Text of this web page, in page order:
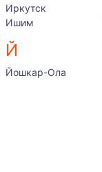
Иркутск
Ишим
Й
Йошкар-Ола